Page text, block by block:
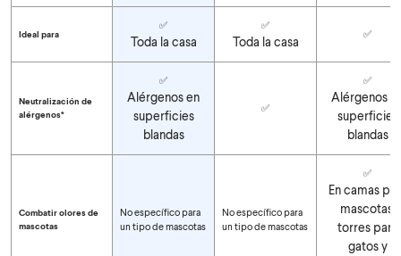
Ideal para
✅
Toda la casa
✅
Toda la casa
✅
Neutralización de
alérgenos*
✅
Alérgenos en
superficies
blandas
✅
✅
Alérgenos
superficies
blandas
Combatir olores de
mascotas
No específico para
un tipo de mascotas
No específico para
un tipo de mascotas
✅
En camas
mascotas,
torres para
gatos y